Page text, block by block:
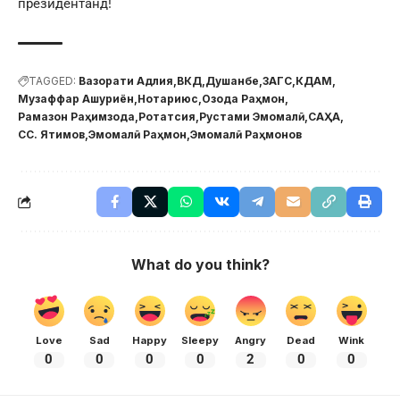
президентанд!
TAGGED: Вазорати Адлия ВКД Душанбе ЗАГС КДАМ
Музаффар Ашуриён Нотариюс Озода Раҳмон
Рамазон Раҳимзода Ротатсия Рустами Эмомалӣ САҲА
СС. Ятимов Эмомалӣ Раҳмон Эмомалӣ Раҳмонов
What do you think?
Love
0
Sad
0
Happy
0
Sleepy
0
Angry
2
Dead
0
Wink
0